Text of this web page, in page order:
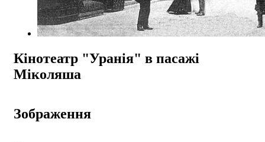
Кінотеатр "Уранія" в пасажі
Міколяша
Зображення